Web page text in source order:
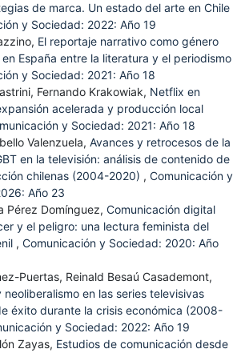
de marca. Un estado del arte en Chile
y Sociedad: 2022: Año 19
El reportaje narrativo como género
España entre la literatura y el periodismo
y Sociedad: 2021: Año 18
Fernando Krakowiak, Netflix en
acelerada y producción local
y Sociedad: 2021: Año 18
Valenzuela, Avances y retrocesos de la
en la televisión: análisis de contenido de
chilenas (2004-2020) , Comunicación y
Año 23
Pérez Domínguez, Comunicación digital
y el peligro: una lectura feminista del
, Comunicación y Sociedad: 2020: Año
Puertas, Reinald Besaú Casademont,
neoliberalismo en las series televisivas
éxito durante la crisis económica (2008-
y Sociedad: 2022: Año 19
Zayas, Estudios de comunicación desde